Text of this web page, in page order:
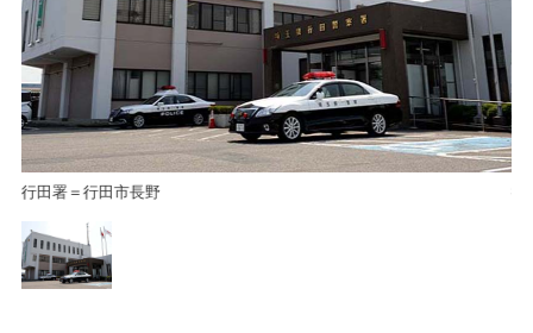
行田署＝行田市長野